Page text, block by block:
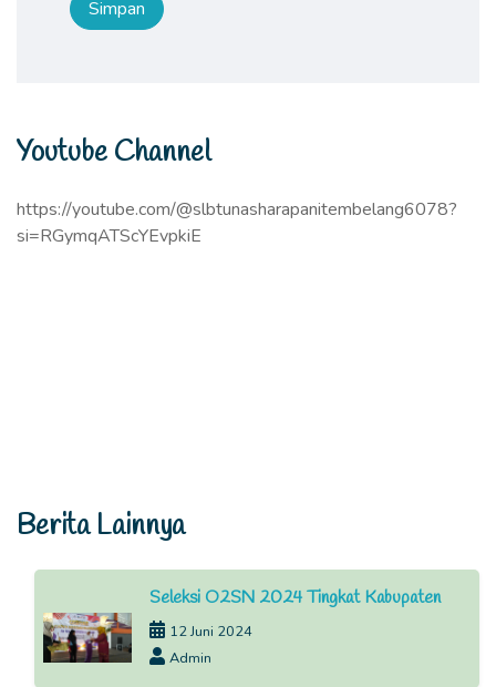
Youtube Channel
https://youtube.com/@slbtunasharapanitembelang6078?
si=RGymqATScYEvpkiE
Berita Lainnya
Seleksi O2SN 2024 Tingkat Kabupaten
12 Juni 2024
Admin